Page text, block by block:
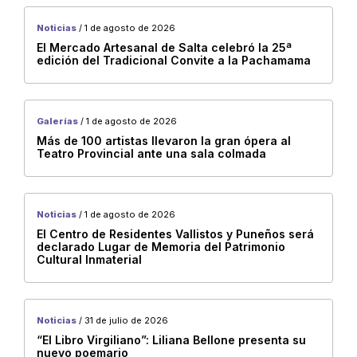
Vespucio
Organismos
Mercado Artesanal de Salta
Casa de la Cultura
Usina Cultural
Teatro Provincial
B. Victorino de la Plaza
Museo de Arqueología de Alta Montaña – MAAM
Museo Güemes
Noticias / 1 de agosto de 2026
El Mercado Artesanal de Salta celebró la 25ª
edición del Tradicional Convite a la Pachamama
Galerías / 1 de agosto de 2026
Más de 100 artistas llevaron la gran ópera al
Teatro Provincial ante una sala colmada
Noticias / 1 de agosto de 2026
El Centro de Residentes Vallistos y Puneños será
declarado Lugar de Memoria del Patrimonio
Cultural Inmaterial
Noticias / 31 de julio de 2026
“El Libro Virgiliano”: Liliana Bellone presenta su
nuevo poemario